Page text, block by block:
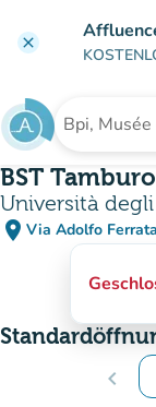
clear
Suche nach
BST Tamburo
Università
place Via Adolfo
chevron_left